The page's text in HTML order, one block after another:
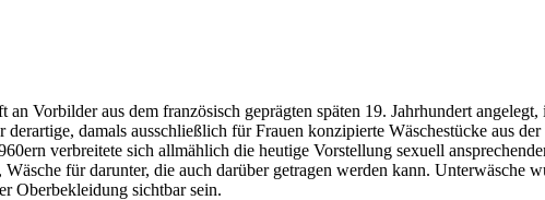
Vorbilder aus dem französisch geprägten späten 19. Jahrhundert
damals ausschließlich für Frauen konzipierte Wäschestücke aus
verbreitete sich allmählich die heutige Vorstellung sexuell
, Wäsche für darunter, die auch darüber getragen werden kann. Unterwäsche
Oberbekleidung sichtbar sein.